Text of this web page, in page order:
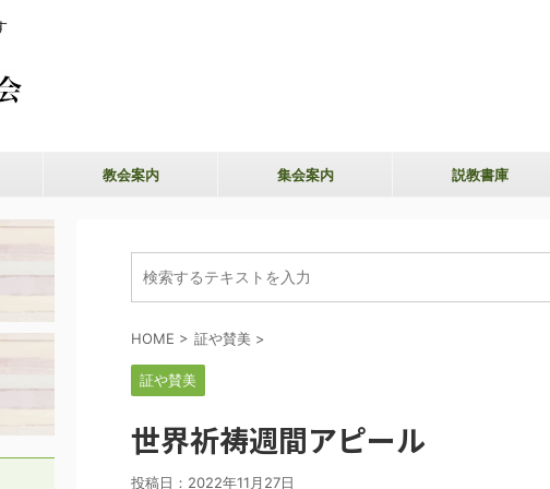
教会案内 集会案内 説教書庫
HOME > 証や賛美 >
証や賛美
世界祈祷週間アピール
投稿日： 2022年11月27日